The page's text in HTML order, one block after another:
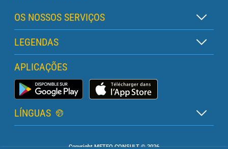
OS NOSSOS SERVIÇOS
Assinatura Zen
Assinatura Boia
Assinatura Cruzeiro
Assinatura Farol
LEGENDAS
Legenda dos mapas
Legenda dos pictogramas
Glossário
APLICAÇÕES
App Meteo Marinha
LÍNGUAS
Copyright METEO CONSULT © 2026